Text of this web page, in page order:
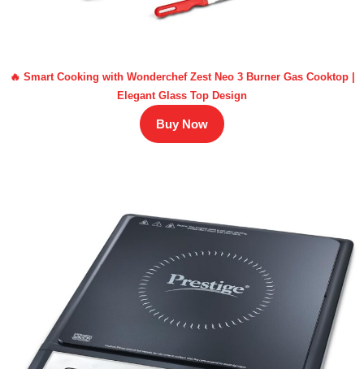
🔥 Smart Cooking with Wonderchef Zest Neo 3 Burner Gas Cooktop |
Elegant Glass Top Design
Buy Now